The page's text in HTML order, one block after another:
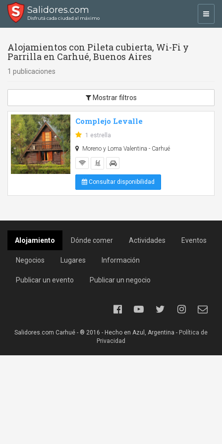
Salidores.com
Disfrutá cada ciudad al máximo
Alojamientos con Pileta cubierta, Wi-Fi y
Parrilla en Carhué, Buenos Aires
1 publicaciones
Mostrar filtros
Complejo Levalle
1 estrella
Moreno y Loma Valentina - Carhué
Consultar disponibilidad
Alojamiento Dónde comer Actividades Eventos
Negocios Lugares Información
Publicar un evento Publicar un negocio
Salidores.com Carhué - ® 2016 - Hecho en Azul, Argentina - Política de
Privacidad